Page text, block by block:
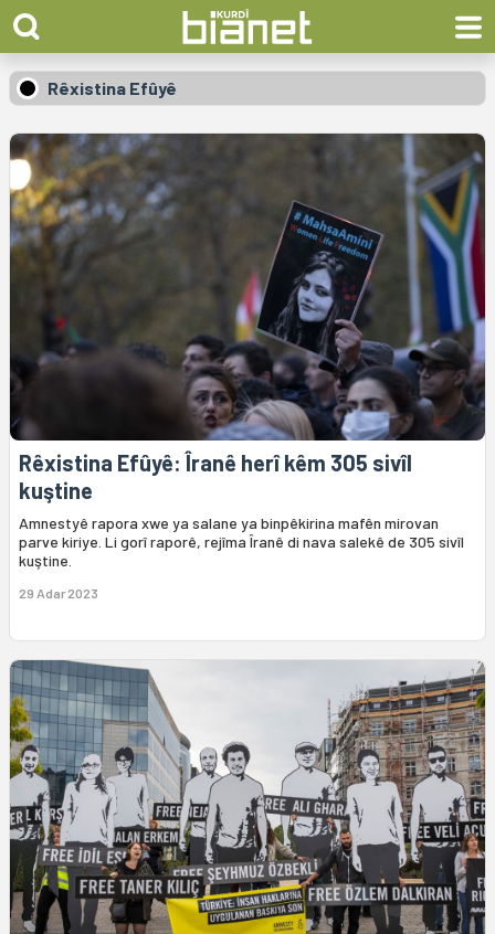
Rêxistina Efûyê
Rêxistina Efûyê: Îranê herî kêm 305 sivîl
kuştine
Amnestyê rapora xwe ya salane ya binpêkirina mafên mirovan
parve kiriye. Li gorî raporê, rejîma Îranê di nava salekê de 305 sivîl
kuştine.
29 Adar 2023